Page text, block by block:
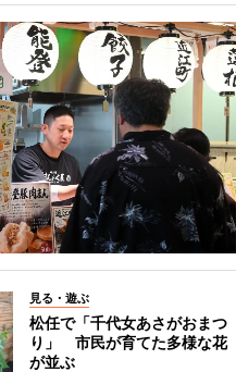
見る・遊ぶ
松任で「千代女あさがおまつ
り」 市民が育てた多様な花
が並ぶ